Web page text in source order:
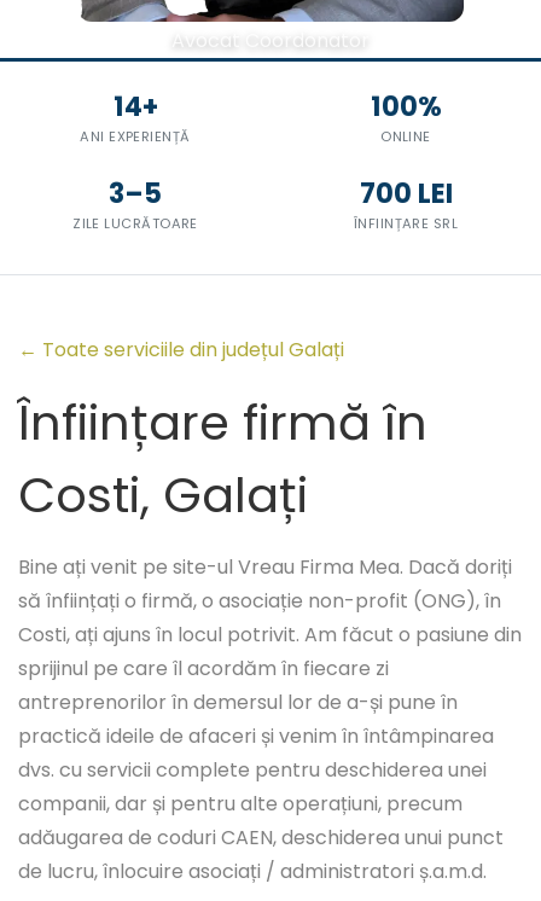
Avocat Coordonator
14+
ANI EXPERIENȚĂ
100%
ONLINE
3–5
ZILE LUCRĂTOARE
700 LEI
ÎNFIINȚARE SRL
← Toate serviciile din județul Galați
Înființare firmă în
Costi, Galați
Bine ați venit pe site-ul Vreau Firma Mea. Dacă doriți
să înființați o firmă, o asociație non-profit (ONG), în
Costi, ați ajuns în locul potrivit. Am făcut o pasiune din
sprijinul pe care îl acordăm în fiecare zi
antreprenorilor în demersul lor de a-și pune în
practică ideile de afaceri și venim în întâmpinarea
dvs. cu servicii complete pentru deschiderea unei
companii, dar și pentru alte operațiuni, precum
adăugarea de coduri CAEN, deschiderea unui punct
de lucru, înlocuire asociați / administratori ș.a.m.d.